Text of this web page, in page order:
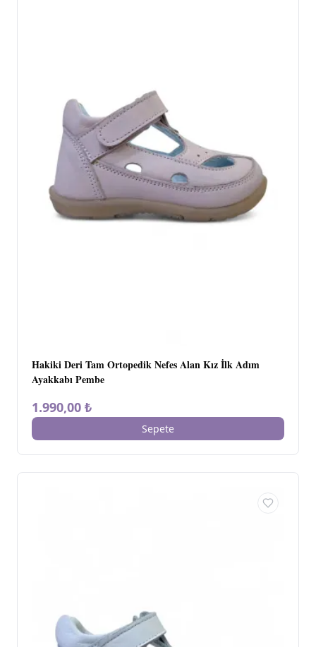
Hakiki Deri Tam Ortopedik Nefes Alan Kız İlk Adım
Ayakkabı Pembe
1.990,00 ₺
Sepete